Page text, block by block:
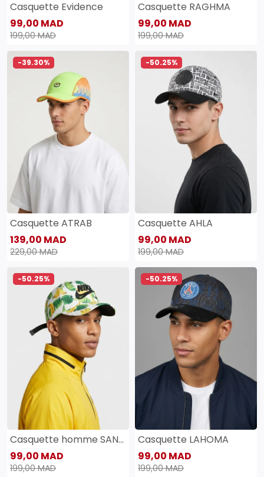
Casquette Evidence
99,00 MAD
199,00 MAD
Casquette RAGHMA
99,00 MAD
199,00 MAD
-39.30%
Casquette ATRAB
139,00 MAD
229,00 MAD
-50.25%
Casquette AHLA
99,00 MAD
199,00 MAD
-50.25%
Casquette homme SANAS
99,00 MAD
199,00 MAD
-50.25%
Casquette LAHOMA
99,00 MAD
199,00 MAD